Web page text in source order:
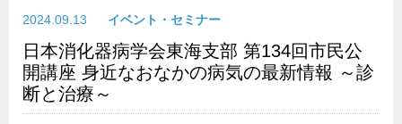
2024.09.13 イベント・セミナー
日本消化器病学会東海支部 第134回市民公
開講座 身近なおなかの病気の最新情報 ～診
断と治療～